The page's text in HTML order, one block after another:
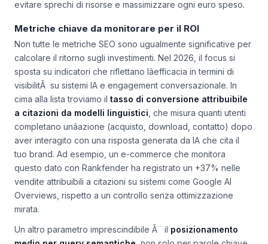
numeri il valore generato. Scopriamo insieme quali metriche
evitare sprechi di risorse e massimizzare ogni euro speso.
Metriche chiave da monitorare per il ROI
Non tutte le metriche SEO sono ugualmente significative per
calcolare il ritorno sugli investimenti. Nel 2026, il focus si
sposta su indicatori che riflettano lâefficacia in termini di
visibilitÃ su sistemi IA e engagement conversazionale. In
cima alla lista troviamo iltasso di conversione attribuibile
a citazioni da modelli linguistici, che misura quanti utenti
completano unâazione (acquisto, download, contatto) dopo
aver interagito con una risposta generata da IA che cita il
tuo brand. Ad esempio, un e-commerce che monitora
questo dato con Rankfender ha registrato un +37% nelle
vendite attribuibili a citazioni su sistemi come Google AI
Overviews, rispetto a un controllo senza ottimizzazione
mirata.